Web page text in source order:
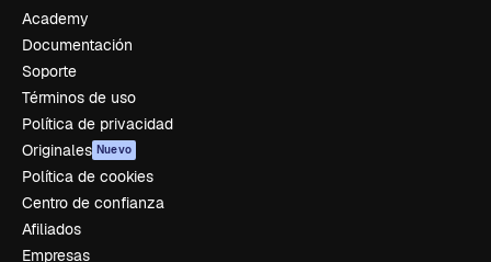
Academy
Documentación
Soporte
Términos de uso
Política de privacidad
Originales Nuevo
Política de cookies
Centro de confianza
Afiliados
Empresas